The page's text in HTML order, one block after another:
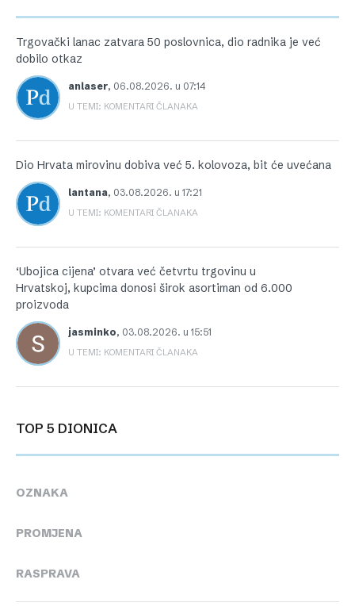
Trgovački lanac zatvara 50 poslovnica, dio radnika je već
dobilo otkaz
anlaser, 06.08.2026. u 07:14
U TEMI: KOMENTARI ČLANAKA
Dio Hrvata mirovinu dobiva već 5. kolovoza, bit će uvećana
lantana, 03.08.2026. u 17:21
U TEMI: KOMENTARI ČLANAKA
‘Ubojica cijena’ otvara već četvrtu trgovinu u
Hrvatskoj, kupcima donosi širok asortiman od 6.000
proizvoda
jasminko, 03.08.2026. u 15:51
U TEMI: KOMENTARI ČLANAKA
TOP 5 DIONICA
OZNAKA
PROMJENA
RASPRAVA